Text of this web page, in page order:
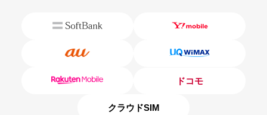
ドコモ
クラウドSIM